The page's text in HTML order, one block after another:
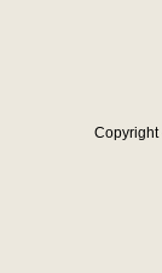
Copyright